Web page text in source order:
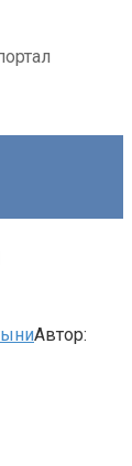
Автор: